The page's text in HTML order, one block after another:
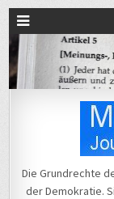
Michael
Die Grundrechte
der Demokratie.